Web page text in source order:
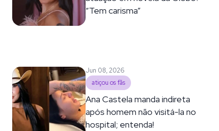
“Tem carisma”
Jun 08, 2026
atiçou os fãs
Ana Castela manda indireta
após homem não visitá-la no
hospital; entenda!